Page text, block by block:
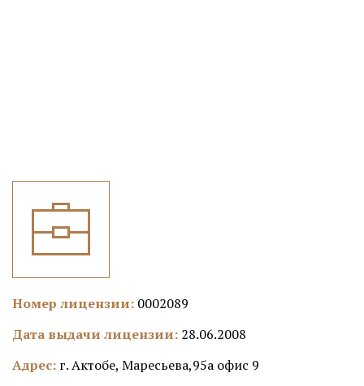
Номер лицензии: 0002089
Дата выдачи лицензии: 28.06.2008
Адрес: г. Актобе, Маресьева,95а офис 9